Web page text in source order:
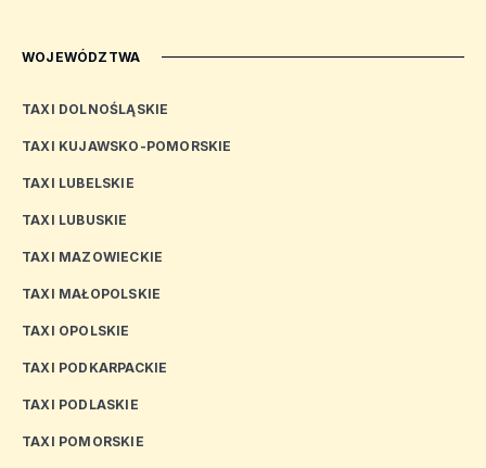
WOJEWÓDZTWA
TAXI DOLNOŚLĄSKIE
TAXI KUJAWSKO-POMORSKIE
TAXI LUBELSKIE
TAXI LUBUSKIE
TAXI MAZOWIECKIE
TAXI MAŁOPOLSKIE
TAXI OPOLSKIE
TAXI PODKARPACKIE
TAXI PODLASKIE
TAXI POMORSKIE